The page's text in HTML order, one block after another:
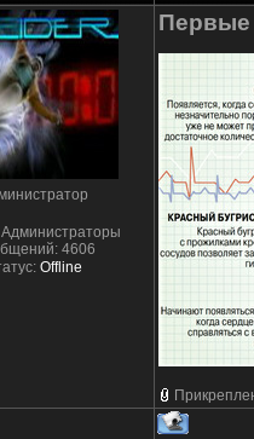
Администраторы
4606
Offline
Первые